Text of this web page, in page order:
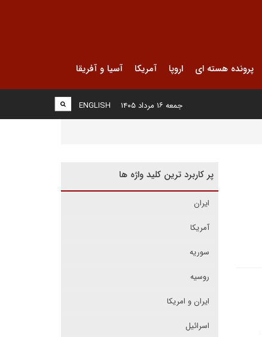
پرونده هسته ای اروپا آمریکا آسیا و آفریقا
ENGLISH جمعه ۱۶ مرداد ۱۴۰۵
پر کاربرد ترین کلید واژه ها
ایران
آمریکا
سوریه
روسیه
ایران و امریکا
اسرائیل